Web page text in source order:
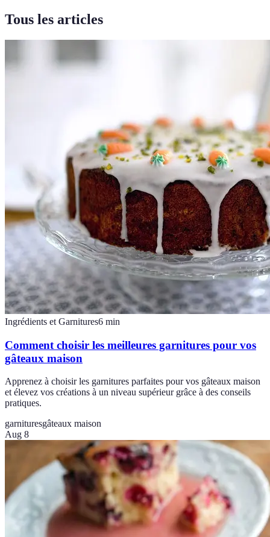
Tous les articles
Ingrédients et Garnitures6 min
Comment choisir les meilleures garnitures pour vos
gâteaux maison
Apprenez à choisir les garnitures parfaites pour vos gâteaux maison
et élevez vos créations à un niveau supérieur grâce à des conseils
pratiques.
garnituresgâteaux maison
Aug 8